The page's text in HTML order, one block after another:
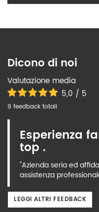
Dicono di noi
Valutazione media
5,0 / 5
9 feedback totali
Esperienza
top .
"Azienda seria ed
assistenza
LEGGI ALTRI FEEDBACK